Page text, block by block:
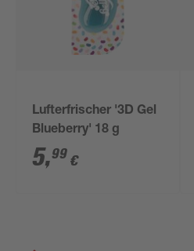
Lufterfrischer '3D Gel
Blueberry' 18 g
5,99 €